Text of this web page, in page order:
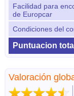
Facilidad para
de Europcar
Condiciones del
Puntuacion total
Valoración